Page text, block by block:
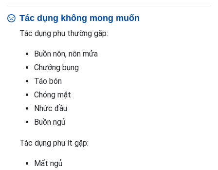
Tác dụng không mong muốn
Tác dụng phụ thường gặp:
Buồn nôn, nôn mửa
Chướng bụng
Táo bón
Chóng mặt
Nhức đầu
Buồn ngủ
Tác dụng phụ ít gặp:
Mất ngủ